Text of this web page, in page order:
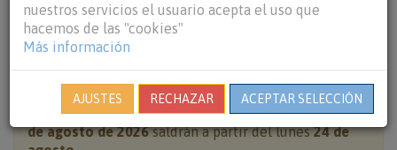
HOME GATOS
Cierre por vacaciones:pedidos realizados del7 al 23
de agosto de 2026saldrán a partir del lunes24 de
nuestros servicios el usuario acepta el uso que
hacemos de las "cookies"
Más información
AJUSTES RECHAZAR ACEPTAR SELECCIÓN